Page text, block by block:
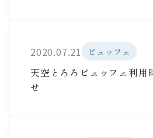
2020.07.21 ビュッフェ
天空とろろビュッフェ利用
せ